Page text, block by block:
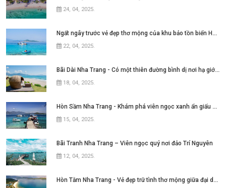
24, 04, 2025.
Ngất ngây trước vẻ đẹp thơ mộng của khu bảo tồn biển Hòn Mun Nha Trang
22, 04, 2025.
Bãi Dài Nha Trang - Có một thiên đường bình dị nơi hạ giới với biển xanh cát trắng quanh năm sóng xô bờ
18, 04, 2025.
Hòn Sầm Nha Trang - Khám phá viên ngọc xanh ẩn giấu giữa vịnh Nha Phu
15, 04, 2025.
Bãi Tranh Nha Trang – Viên ngọc quý nơi đảo Trí Nguyên
12, 04, 2025.
Hòn Tằm Nha Trang - Vẻ đẹp trữ tình thơ mộng giữa đại dương xanh ngát